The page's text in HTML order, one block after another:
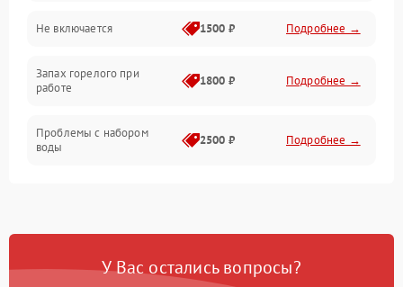
Не включается 1500 ₽ Подробнее →
Запах горелого при
работе
1800 ₽ Подробнее →
Проблемы с набором
воды
2500 ₽ Подробнее →
Замена платы управления 2200 ₽ Подробнее →
У Вас остались вопросы?